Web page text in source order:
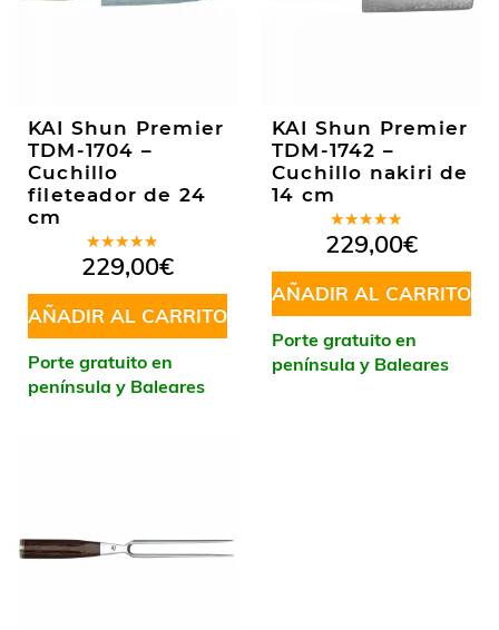
KAI Shun Premier
TDM-1704 –
Cuchillo
fileteador de 24
cm
Valorado
en4.20
de 5
229,00€
AÑADIR AL CARRITO
Porte gratuito en
península y Baleares
KAI Shun Premier
TDM-1742 –
Cuchillo nakiri de
14 cm
Valorado
en4.89de
5
229,00€
AÑADIR AL CARRITO
Porte gratuito en
península y Baleares